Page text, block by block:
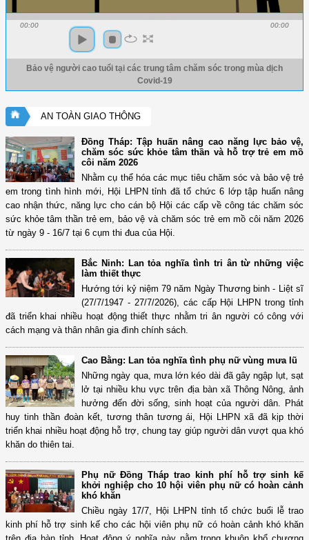
00:00 00:00
Bảo vệ người cao tuổi tại các trung tâm chăm sóc trong mùa dịch
Covid-19
AN TOÀN GIAO THÔNG
Đồng Tháp: Tập huấn nâng cao năng lực bảo vệ,
chăm sóc sức khỏe tâm thần và hỗ trợ trẻ em mồ
côi năm 2026
Nhằm cụ thể hóa các mục tiêu chăm sóc và bảo vệ trẻ
em trong tình hình mới, Hội LHPN tỉnh đã tổ chức 6 lớp tập huấn nâng
cao nhận thức, năng lực cho cán bộ Hội các cấp về công tác chăm sóc
sức khỏe tâm thần trẻ em, bảo vệ và chăm sóc trẻ em mồ côi năm 2026
từ ngày 9 - 16/7 tại 6 cụm thi đua của Hội.
Bắc Ninh: Lan tỏa nghĩa tình tri ân từ những việc
làm thiết thực
Hướng tới kỷ niệm 79 năm Ngày Thương binh - Liệt sĩ
(27/7/1947 - 27/7/2026), các cấp Hội LHPN trong tỉnh
đã triển khai nhiều hoạt động thiết thực nhằm tri ân người có công với
cách mạng và thân nhân gia đình chính sách.
Cao Bằng: Lan tỏa nghĩa tình phụ nữ vùng mưa lũ
Những ngày qua, mưa lớn kéo dài đã gây ngập lụt, sạt
lở tại nhiều khu vực trên địa bàn xã Thông Nông, ảnh
hưởng đến đời sống, sinh hoạt của người dân. Phát
huy tinh thần đoàn kết, tương thân tương ái, Hội LHPN xã đã kịp thời
triển khai nhiều hoạt động hỗ trợ, chung tay giúp người dân vượt qua khó
khăn do thiên tai.
Phụ nữ Đồng Tháp trao kinh phí hỗ trợ sinh kế
khởi nghiệp cho 10 hội viên phụ nữ có hoàn cảnh
khó khăn
Chiều ngày 17/7, Hội LHPN tỉnh tổ chức buổi lễ trao
kinh phí hỗ trợ sinh kế cho các hội viên phụ nữ có hoàn cảnh khó khăn